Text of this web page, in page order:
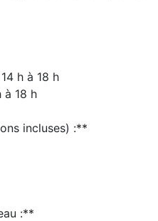
h à 18 h
à 18 h
incluses) :**
:**